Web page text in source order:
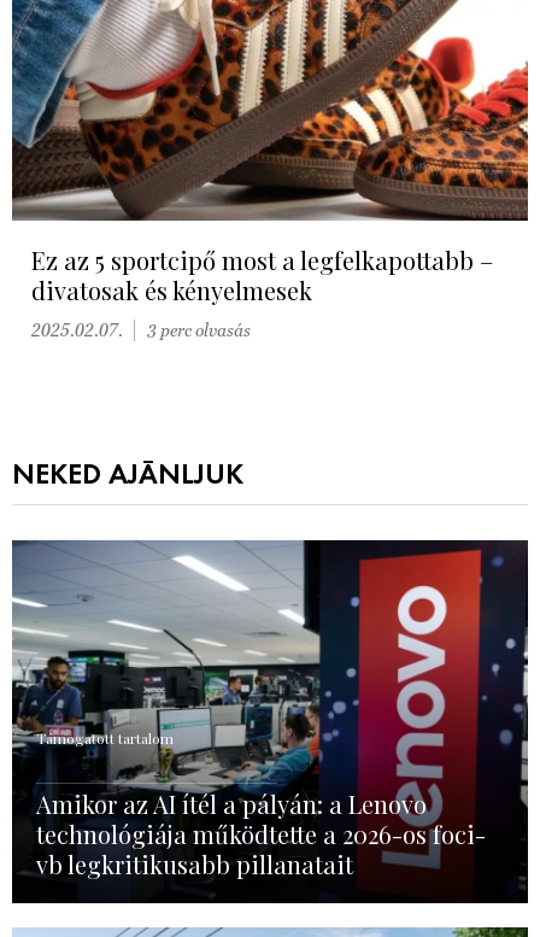
Ez az 5 sportcipő most a legfelkapottabb –
divatosak és kényelmesek
2025.02.07. 3 perc olvasás
NEKED AJÁNLJUK
Támogatott tartalom
Amikor az AI ítél a pályán: a Lenovo
technológiája működtette a 2026-os foci-
vb legkritikusabb pillanatait